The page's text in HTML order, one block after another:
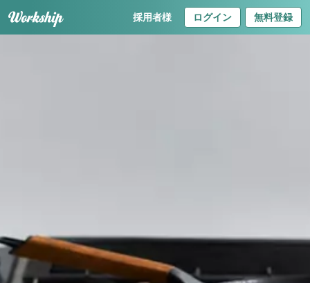
採用者様 ログイン 無料登録